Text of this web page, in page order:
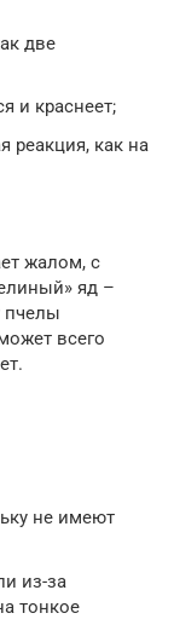
две
и краснеет;
реакция, как на
жалом, с
яд –
пчелы
всего
не имеют
из-за
тонкое